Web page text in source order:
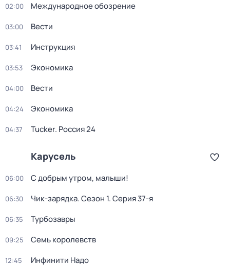
02:00 Международное обозрение
03:00 Вести
03:41 Инструкция
03:53 Экономика
04:00 Вести
04:24 Экономика
04:37 Tucker. Россия 24
Карусель
06:00 С добрым утром, малыши!
06:30 Чик-зарядка. Сезон 1. Серия 37-я
06:35 Турбозавры
09:25 Семь королевств
12:45 Инфинити Надо